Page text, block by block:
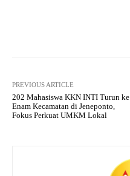
PREVIOUS ARTICLE
202 Mahasiswa KKN INTI Turun ke
Enam Kecamatan di Jeneponto,
Fokus Perkuat UMKM Lokal